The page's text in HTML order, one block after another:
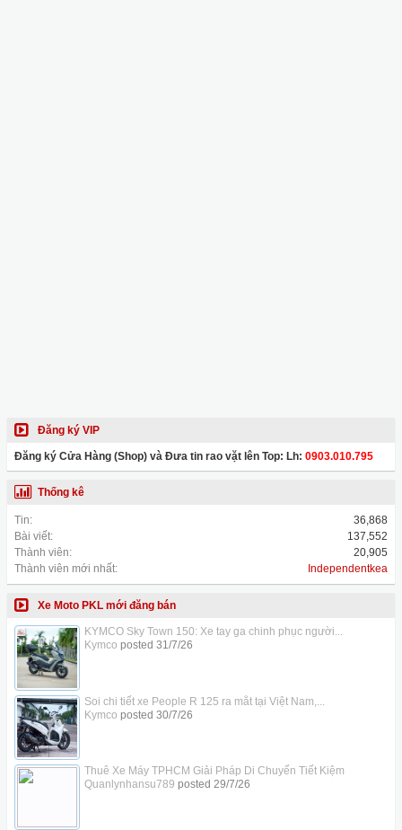
Đăng ký VIP
Đăng ký Cửa Hàng (Shop) và Đưa tin rao vặt lên Top: Lh: 0903.010.795
Thống kê
Tin:
36,868
Bài viết:
137,552
Thành viên:
20,905
Thành viên mới nhất:
Independentkea
Xe Moto PKL mới đăng bán
KYMCO Sky Town 150: Xe tay ga chinh phục người...
Kymco posted 31/7/26
Soi chi tiết xe People R 125 ra mắt tại Việt Nam,...
Kymco posted 30/7/26
Thuê Xe Máy TPHCM Giải Pháp Di Chuyển Tiết Kiệm
Quanlynhansu789 posted 29/7/26